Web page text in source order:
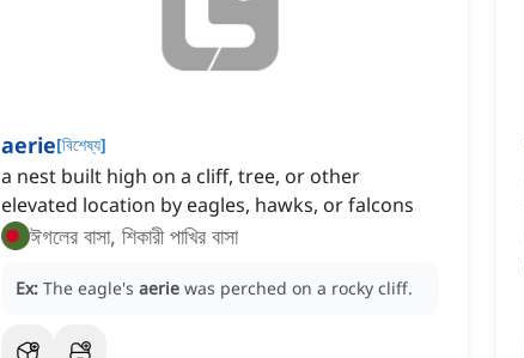
aerie[বিশেষ্য]
a nest built high on a cliff, tree, or other
elevated location by eagles, hawks, or falcons
ঈগলের বাসা, শিকারী পাখির বাসা
Ex: The eagle's aerie was perched on a rocky cliff.